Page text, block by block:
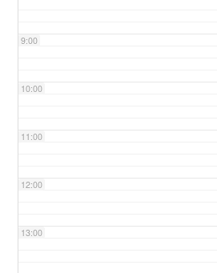
9:00
10:00
11:00
12:00
13:00